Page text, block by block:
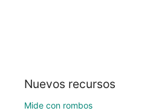
Nuevos recursos
Mide con rombos